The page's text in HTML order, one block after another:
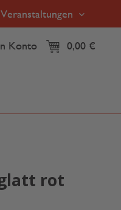
Veranstaltungen
Konto 0,00 €
rot